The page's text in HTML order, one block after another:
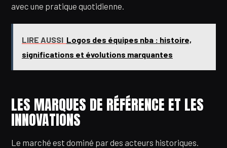
avec une pratique quotidienne.
LIRE AUSSI Logos des équipes nba : histoire,
significations et évolutions marquantes
LES MARQUES DE RÉFÉRENCE ET LES
INNOVATIONS
Le marché est dominé par des acteurs historiques.